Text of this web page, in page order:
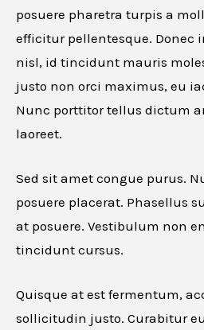
Cancel
posuere pharetra turpis a
efficitur pellentesque. Donec
nisl, id tincidunt mauris
justo non orci maximus, eu
Nunc porttitor tellus dictum
laoreet.
Sed sit amet congue purus.
posuere placerat. Phasellus
at posuere. Vestibulum non
tincidunt cursus.
Quisque at est fermentum,
sollicitudin justo. Curabitur